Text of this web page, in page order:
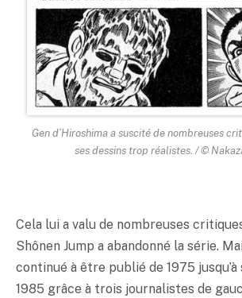
Gen d’Hiroshima a suscité de nombreuses
ses dessins trop réalistes. / ©
Cela lui a valu de nombreuses
Shônen Jump a abandonné la série.
continué à être publié de 1975 jusqu’à
1985 grâce à trois journalistes de